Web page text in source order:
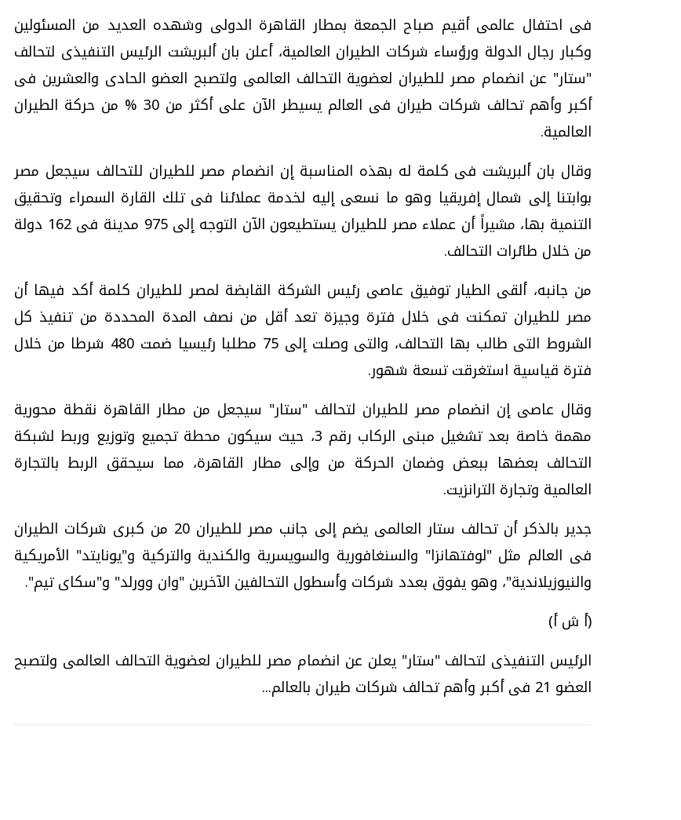
فى احتفال عالمى أقيم صباح الجمعة بمطار القاهرة الدولى وشهده العديد من المسئولين
وكبار رجال الدولة ورؤساء شركات الطيران العالمية، أعلن بان ألبريشت الرئيس التنفيذى لتحالف
"ستار" عن انضمام مصر للطيران لعضوية التحالف العالمى ولتصبح العضو الحادى والعشرين فى
أكبر وأهم تحالف شركات طيران فى العالم يسيطر الآن على أكثر من 30 % من حركة الطيران
العالمية.
وقال بان ألبريشت فى كلمة له بهذه المناسبة إن انضمام مصر للطيران للتحالف سيجعل مصر
بوابتنا إلى شمال إفريقيا وهو ما نسعى إليه لخدمة عملائنا فى تلك القارة السمراء وتحقيق
التنمية بها، مشيراً أن عملاء مصر للطيران يستطيعون الآن التوجه إلى 975 مدينة فى 162 دولة
من خلال طائرات التحالف.
من جانبه، ألقى الطيار توفيق عاصى رئيس الشركة القابضة لمصر للطيران كلمة أكد فيها أن
مصر للطيران تمكنت فى خلال فترة وجيزة تعد أقل من نصف المدة المحددة من تنفيذ كل
الشروط التى طالب بها التحالف، والتى وصلت إلى 75 مطلبا رئيسيا ضمت 480 شرطا من خلال
فترة قياسية استغرقت تسعة شهور.
وقال عاصى إن انضمام مصر للطيران لتحالف "ستار" سيجعل من مطار القاهرة نقطة محورية
مهمة خاصة بعد تشغيل مبنى الركاب رقم 3، حيث سيكون محطة تجميع وتوزيع وربط لشبكة
التحالف بعضها ببعض وضمان الحركة من وإلى مطار القاهرة، مما سيحقق الربط بالتجارة
العالمية وتجارة الترانزيت.
جدير بالذكر أن تحالف ستار العالمى يضم إلى جانب مصر للطيران 20 من كبرى شركات الطيران
فى العالم مثل "لوفتهانزا" والسنغافورية والسويسرية والكندية والتركية و"يونايتد" الأمريكية
والنيوزيلاندية"، وهو يفوق بعدد شركات وأسطول التحالفين الآخرين "وان وورلد" و"سكاى تيم".
(أ ش أ)
الرئيس التنفيذى لتحالف "ستار" يعلن عن انضمام مصر للطيران لعضوية التحالف العالمى ولتصبح
العضو 21 فى أكبر وأهم تحالف شركات طيران بالعالم...
بعد إشعارات "جوجل" .. هل يمكن التنبوء دليلك للتنسيق الجامعي .. تساؤلات فيديو.. الإعلام الرقمي.. تقنيات واعدة
وتحديات هائلة